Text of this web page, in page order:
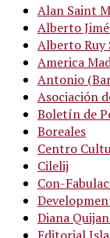
Alan Saint
Alberto
Alberto Ruy
America
Antonio
Asociación
Boletín de
Boreales
Centro
Cilelij
Con-
Diana